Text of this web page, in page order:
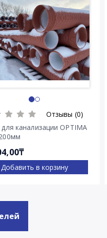
Отзывы (0)
канализации OPTIMA
Добавить в корзину